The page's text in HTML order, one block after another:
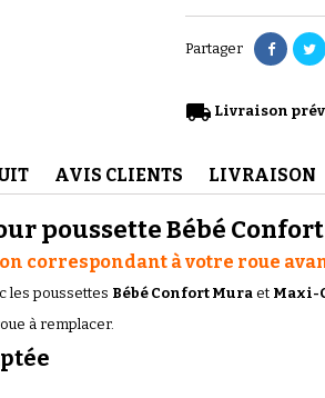
Partager
local_shipping Livraison
AVIS CLIENTS LIVRAISON
poussette Bébé
correspondant à votre roue
les poussettes Bébé Confort Mura et Maxi-
à remplacer.